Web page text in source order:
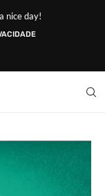
nice day!